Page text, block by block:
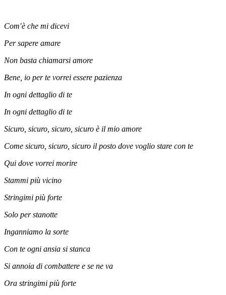
Com′è che mi dicevi
Per sapere amare
Non basta chiamarsi amore
Bene, io per te vorrei essere pazienza
In ogni dettaglio di te
In ogni dettaglio di te
Sicuro, sicuro, sicuro, sicuro è il mio amore
Come sicuro, sicuro, sicuro il posto dove voglio stare con te
Qui dove vorrei morire
Stammi più vicino
Stringimi più forte
Solo per stanotte
Inganniamo la sorte
Con te ogni ansia si stanca
Si annoia di combattere e se ne va
Ora stringimi più forte